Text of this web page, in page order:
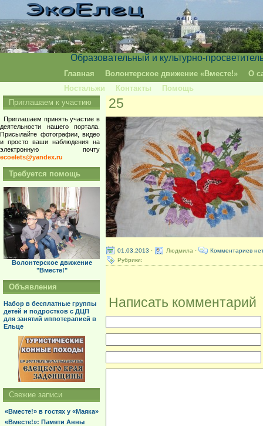
Образовательный и культурно-
Главная Волонтерское движение «Вместе!»
О
Ностальжи
Контакты Помощь
25
01.03.2013 · Людмила ·
Комментариев
Рубрики:
Написать комментарий
Приглашаем к участию
Приглашаем принять участие в
деятельности нашего портала.
Присылайте фотографии, видео
и просто ваши наблюдения на
электронную почту
ecoelets@yandex.ru
Требуется помощь
Волонтерское движение
"Вместе!"
Объявления
Набор в бесплатные группы
детей и подростков с ДЦП
для занятий иппотерапией в
Ельце
Свежие записи
«Вместе!» в гостях у «Маяка»
«Вместе!»: Памяти Анны